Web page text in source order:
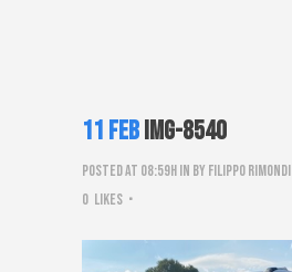
11 FebIMG-8540
Posted at 08:59hin by Filippo Rimondi
0 Likes